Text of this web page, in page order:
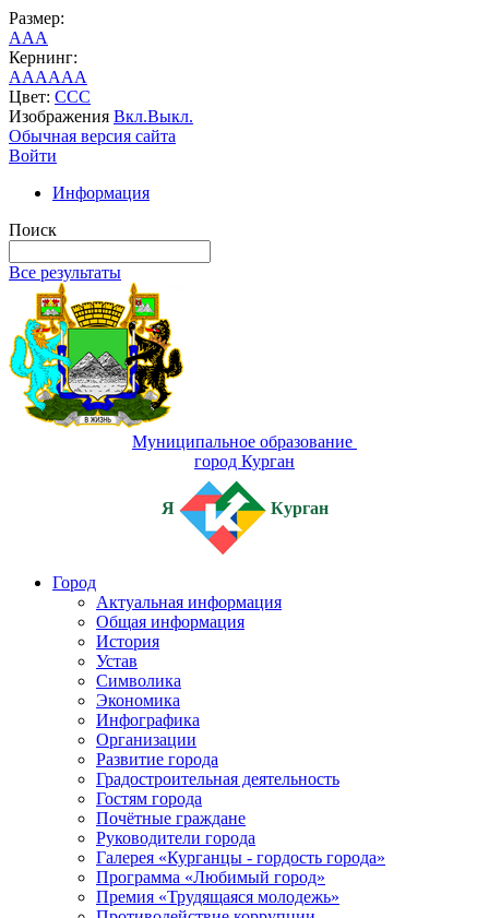
Размер:
AAA
Кернинг:
AAAAAA
Цвет: CCC
Изображения Вкл.Выкл.
Обычная версия сайта
Войти
Информация
Поиск
Все результаты
Муниципальное образование
город Курган
Я Курган
Город
Актуальная информация
Общая информация
История
Устав
Символика
Экономика
Инфографика
Организации
Развитие города
Градостроительная деятельность
Гостям города
Почётные граждане
Руководители города
Галерея «Курганцы - гордость города»
Программа «Любимый город»
Премия «Трудящаяся молодежь»